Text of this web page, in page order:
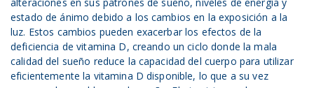
estado de ánimo debido a los cambios en la exposición a la
luz. Estos cambios pueden exacerbar los efectos de la
deficiencia de vitamina D, creando un ciclo donde la mala
calidad del sueño reduce la capacidad del cuerpo para utilizar
eficientemente la vitamina D disponible, lo que a su vez